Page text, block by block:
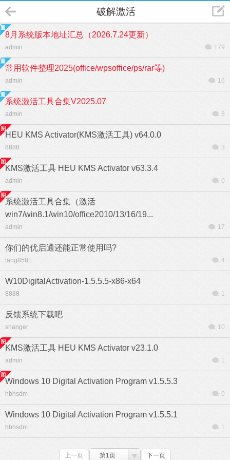
破解激活
8月系统版本地址汇总（2026.7.24更新）
admin 179
常用软件整理2025(office/wpsoffice/ps/rar等)
admin 16
系统激活工具合集V2025.07
admin 8
HEU KMS Activator(KMS激活工具) v64.0.0
8888 3
KMS激活工具 HEU KMS Activator v63.3.4
admin 0
系统激活工具合集（激活
win7/win8.1/win10/office2010/13/16/19...
admin 17
你们的优启通还能正常使用吗?
tang8581 4
W10DigitalActivation-1.5.5.5-x86-x64
8888 1
反馈系统下载吧
shanger 10
KMS激活工具 HEU KMS Activator v23.1.0
admin 1
Windows 10 Digital Activation Program v1.5.5.3
hbhsdm 0
Windows 10 Digital Activation Program v1.5.5.1
hbhsdm 1
上一页 第1页 下一页